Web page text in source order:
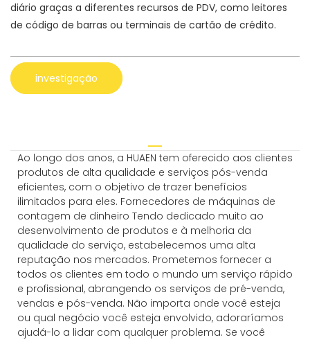
diário graças a diferentes recursos de PDV, como leitores
de código de barras ou terminais de cartão de crédito.
investigação
Ao longo dos anos, a HUAEN tem oferecido aos clientes
produtos de alta qualidade e serviços pós-venda
eficientes, com o objetivo de trazer benefícios
ilimitados para eles. Fornecedores de máquinas de
contagem de dinheiro Tendo dedicado muito ao
desenvolvimento de produtos e à melhoria da
qualidade do serviço, estabelecemos uma alta
reputação nos mercados. Prometemos fornecer a
todos os clientes em todo o mundo um serviço rápido
e profissional, abrangendo os serviços de pré-venda,
vendas e pós-venda. Não importa onde você esteja
ou qual negócio você esteja envolvido, adoraríamos
ajudá-lo a lidar com qualquer problema. Se você